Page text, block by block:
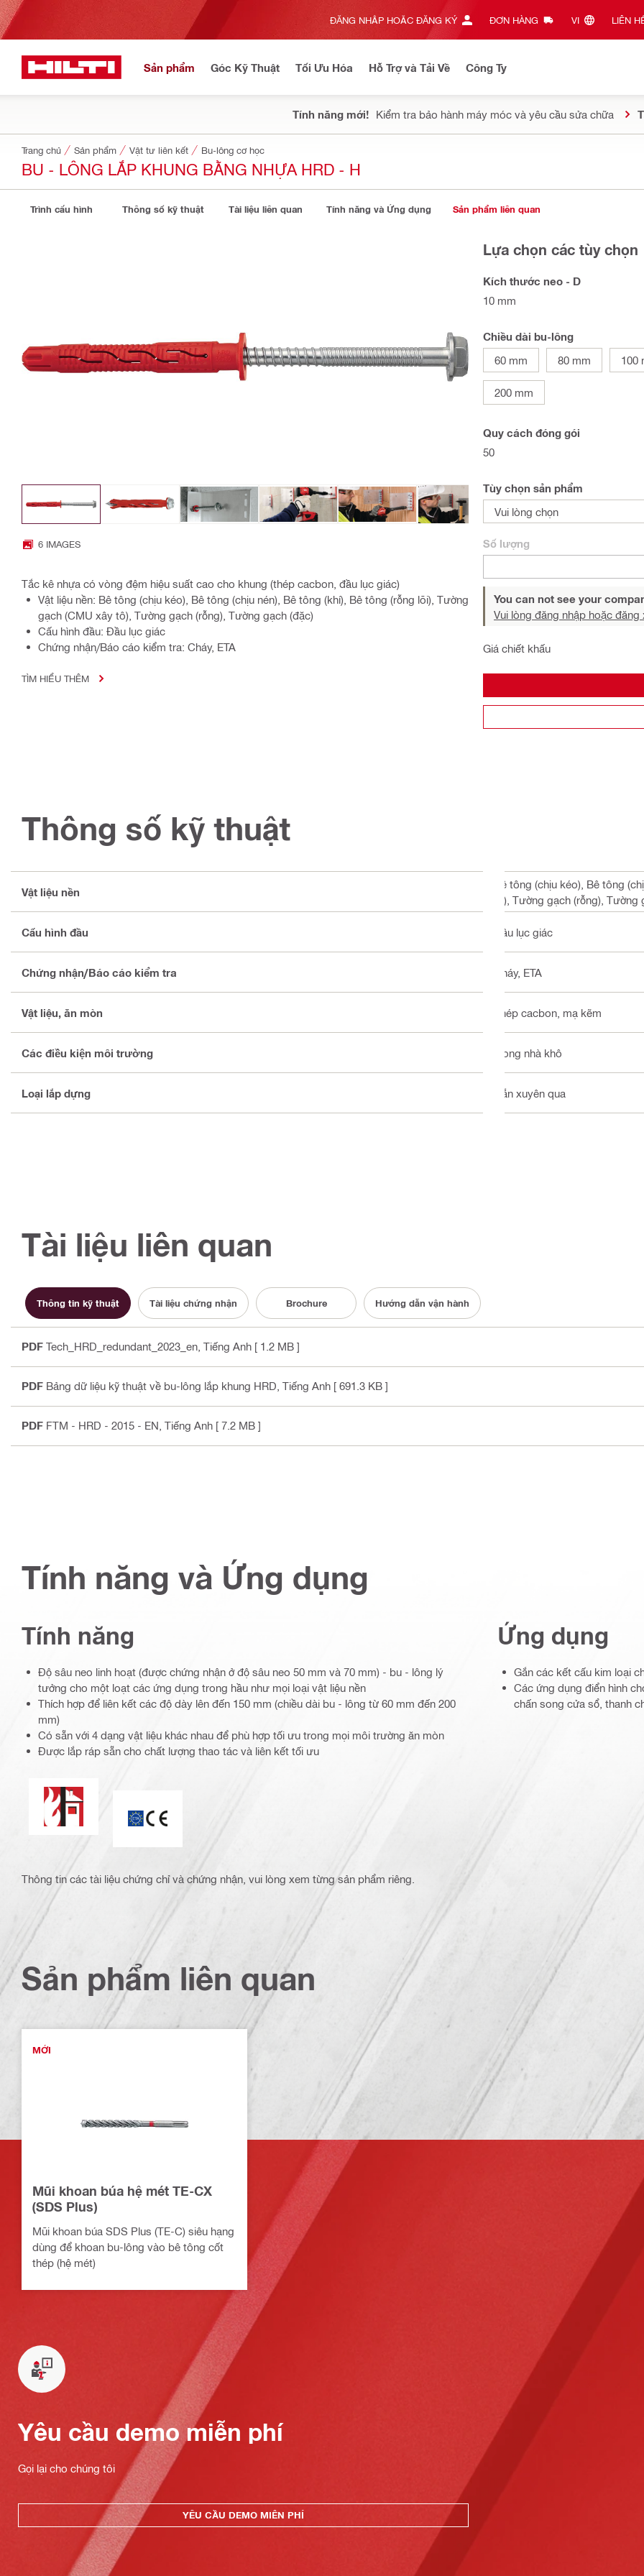
ĐĂNG NHẬP HOẶC ĐĂNG KÝ ĐƠN HÀNG VI‎ LIÊN
Sản phẩm Góc Kỹ Thuật Tối Ưu Hóa Hỗ Trợ và Tải Về Công Ty
Tính năng mới! Kiểm tra bảo hành máy móc và yêu cầu sửa chữa
Trang chủ Sản phẩm Vật tư liên kết Bu-lông cơ học
BU - LÔNG LẮP KHUNG BẰNG NHỰA HRD - H
Trình cấu hình Thông số kỹ thuật Tài liệu liên quan Tính năng và Ứng dụng Sản phẩm liên quan
6 IMAGES
Tắc kê nhựa có vòng đệm hiệu suất cao cho khung (thép cacbon, đầu lục giác)
Vật liệu nền: Bê tông (chịu kéo), Bê tông (chịu nén), Bê tông (khí), Bê tông (rỗng lõi), Tường
gạch (CMU xây tô), Tường gạch (rỗng), Tường gạch (đặc)
Cấu hình đầu: Đầu lục giác
Chứng nhận/Báo cáo kiểm tra: Cháy, ETA
TÌM HIỂU THÊM
Lựa chọn các tùy chọn
Kích thước neo - D
10 mm
Chiều dài bu-lông
60 mm
80 mm 100
200 mm
Quy cách đóng gói
50
Tùy chọn sản phẩm
Vui lòng chọn
Số lượng
You can not see your
Vui lòng đăng nhập hoặc đăng
Giá chiết khấu
Thông số kỹ thuật
Vật liệu nền
Bê tông (chịu kéo), Bê tông
tô), Tường gạch (rỗng), Tường
Cấu hình đầu Đầu lục giác
Chứng nhận/Báo cáo kiểm tra Cháy, ETA
Vật liệu, ăn mòn Thép cacbon, mạ kẽm
Các điều kiện môi trường Trong nhà khô
Loại lắp dựng Gắn xuyên qua
Tài liệu liên quan
Thông tin kỹ thuật Tài liệu chứng nhận Brochure Hướng dẫn vận hành
PDF Tech_HRD_redundant_2023_en , Tiếng Anh [ 1.2 MB ]
PDF Bảng dữ liệu kỹ thuật về bu-lông lắp khung HRD , Tiếng Anh [ 691.3 KB ]
PDF FTM - HRD - 2015 - EN , Tiếng Anh [ 7.2 MB ]
Tính năng và Ứng dụng
Tính năng
Độ sâu neo linh hoạt (được chứng nhận ở độ sâu neo 50 mm và 70 mm) - bu - lông lý
tưởng cho một loạt các ứng dụng trong hầu như mọi loại vật liệu nền
Thích hợp để liên kết các độ dày lên đến 150 mm (chiều dài bu - lông từ 60 mm đến 200
mm)
Có sẵn với 4 dạng vật liệu khác nhau để phù hợp tối ưu trong mọi môi trường ăn mòn
Được lắp ráp sẵn cho chất lượng thao tác và liên kết tối ưu
Khả năng chống cháy
Ứng dụng
Gắn các kết cấu kim loại
Các ứng dụng điển hình
chấn song cửa sổ, thanh
Thông tin các tài liệu chứng chỉ và chứng nhận, vui lòng xem từng sản phẩm riêng.
Sản phẩm liên quan
MỚI
Mũi khoan búa hệ mét TE-CX
(SDS Plus)
Mũi khoan búa SDS Plus (TE-C) siêu hạng
dùng để khoan bu-lông vào bê tông cốt
thép (hệ mét)
Yêu cầu demo miễn phí
Gọi lại cho chúng tôi
YÊU CẦU DEMO MIỄN PHÍ